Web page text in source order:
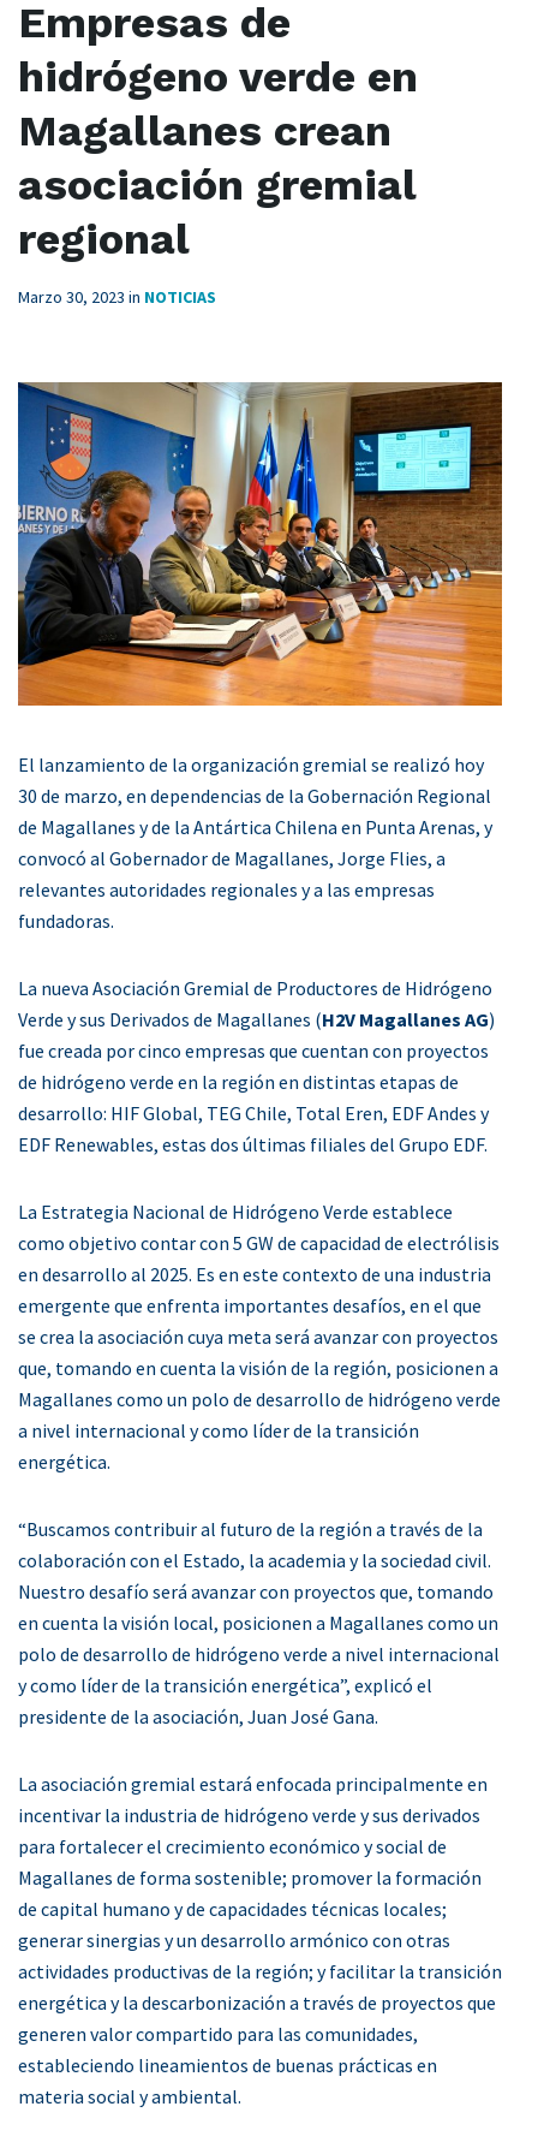
Empresas de
hidrógeno verde en
Magallanes crean
asociación gremial
regional
Marzo 30, 2023 in NOTICIAS
El lanzamiento de la organización gremial se realizó hoy
30 de marzo, en dependencias de la Gobernación Regional
de Magallanes y de la Antártica Chilena en Punta Arenas, y
convocó al Gobernador de Magallanes, Jorge Flies, a
relevantes autoridades regionales y a las empresas
fundadoras.
La nueva Asociación Gremial de Productores de Hidrógeno
Verde y sus Derivados de Magallanes (H2V Magallanes AG)
fue creada por cinco empresas que cuentan con proyectos
de hidrógeno verde en la región en distintas etapas de
desarrollo: HIF Global, TEG Chile, Total Eren, EDF Andes y
EDF Renewables, estas dos últimas filiales del Grupo EDF.
La Estrategia Nacional de Hidrógeno Verde establece
como objetivo contar con 5 GW de capacidad de electrólisis
en desarrollo al 2025. Es en este contexto de una industria
emergente que enfrenta importantes desafíos, en el que
se crea la asociación cuya meta será avanzar con proyectos
que, tomando en cuenta la visión de la región, posicionen a
Magallanes como un polo de desarrollo de hidrógeno verde
a nivel internacional y como líder de la transición
energética.
“Buscamos contribuir al futuro de la región a través de la
colaboración con el Estado, la academia y la sociedad civil.
Nuestro desafío será avanzar con proyectos que, tomando
en cuenta la visión local, posicionen a Magallanes como un
polo de desarrollo de hidrógeno verde a nivel internacional
y como líder de la transición energética”, explicó el
presidente de la asociación, Juan José Gana.
La asociación gremial estará enfocada principalmente en
incentivar la industria de hidrógeno verde y sus derivados
para fortalecer el crecimiento económico y social de
Magallanes de forma sostenible; promover la formación
de capital humano y de capacidades técnicas locales;
generar sinergias y un desarrollo armónico con otras
actividades productivas de la región; y facilitar la transición
energética y la descarbonización a través de proyectos que
generen valor compartido para las comunidades,
estableciendo lineamientos de buenas prácticas en
materia social y ambiental.